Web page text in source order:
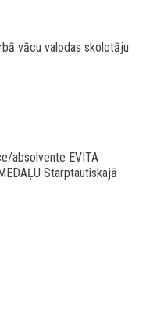
vācu valodas skolotāju
absolvente EVITA
Starptautiskajā